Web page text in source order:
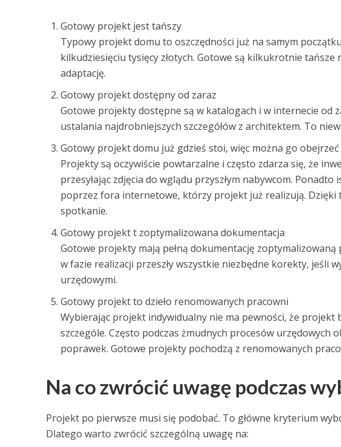
Gotowy projekt jest tańszy
Typowy projekt domu to oszczędności już na samym
kilkudziesięciu tysięcy złotych. Gotowe są kilkukrotnie
adaptację.
Gotowy projekt dostępny od zaraz
Gotowe projekty dostępne są w katalogach i w internecie od
ustalania najdrobniejszych szczegółów z architektem. To
Gotowy projekt domu już gdzieś stoi, więc można go
Projekty są oczywiście powtarzalne i często zdarza się, że
przesyłając zdjęcia do wglądu przyszłym nabywcom.
poprzez fora internetowe, którzy projekt już realizują. Dzięki
spotkanie.
Gotowy projekt t zoptymalizowana dokumentacja
Gotowe projekty mają pełną dokumentację
w fazie realizacji przeszły wszystkie niezbędne korekty, jeśli
urzędowymi.
Gotowy projekt to dzieło renomowanych pracowni
Wybierając projekt indywidualny nie ma pewności, że projekt
szczególe. Często podczas żmudnych procesów urzędowych
poprawek. Gotowe projekty pochodzą z renomowanych
Na co zwrócić uwagę podczas
Projekt po pierwsze musi się podobać. To główne kryterium
Dlatego warto zwrócić szczególną uwagę na: